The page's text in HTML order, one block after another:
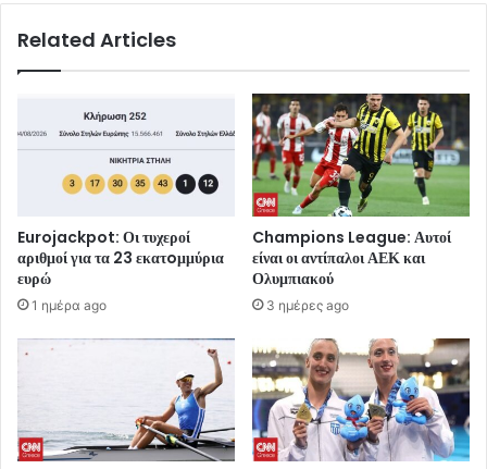
Related Articles
Eurojackpot: Οι τυχεροί
αριθμοί για τα 23 εκατoμμύρια
ευρώ
1 ημέρα ago
Champions League: Αυτοί
είναι οι αντίπαλοι ΑΕΚ και
Ολυμπιακού
3 ημέρες ago